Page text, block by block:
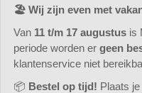
🏖️ Wij zijn even met
Van 11 t/m 17 augustus is
periode worden er geen
klantenservice niet
📦 Bestel op tijd! Plaats